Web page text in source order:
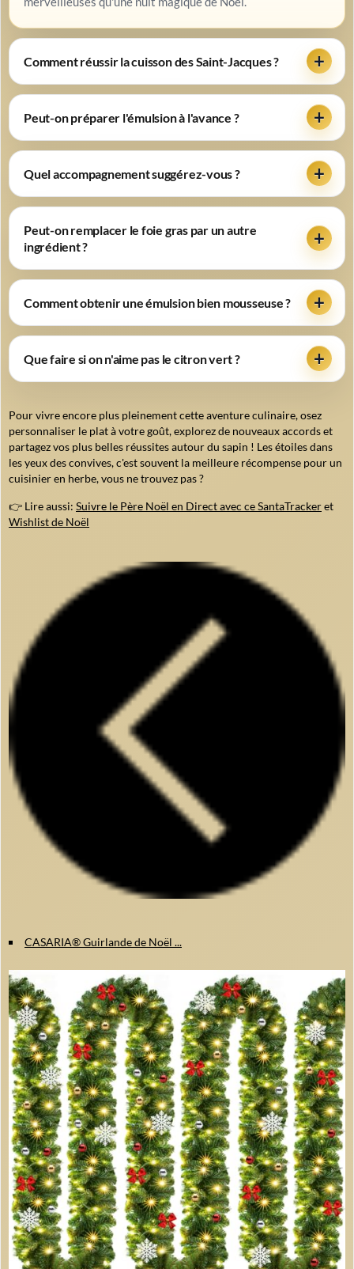
Comment réussir la cuisson des Saint-Jacques ?
Peut-on préparer l'émulsion à l'avance ?
Quel accompagnement suggérez-vous ?
Peut-on remplacer le foie gras par un autre
ingrédient ?
Comment obtenir une émulsion bien mousseuse ?
Que faire si on n'aime pas le citron vert ?
Pour vivre encore plus pleinement cette aventure culinaire, osez
personnaliser le plat à votre goût, explorez de nouveaux accords et
partagez vos plus belles réussites autour du sapin ! Les étoiles dans
les yeux des convives, c'est souvent la meilleure récompense pour un
cuisinier en herbe, vous ne trouvez pas ?
👉 Lire aussi: Suivre le Père Noël en Direct avec ce SantaTrackeret
Wishlist de Noël
CASARIA® Guirlande de Noël ...